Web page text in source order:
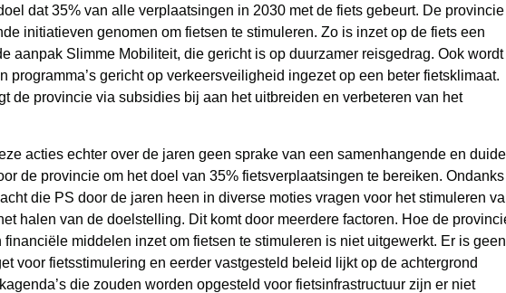
dat 35% van alle verplaatsingen in 2030 met de fiets gebeurt. De provincie
initiatieven genomen om fietsen te stimuleren. Zo is inzet op de fiets een
aanpak Slimme Mobiliteit, die gericht is op duurzamer reisgedrag. Ook wordt
programma’s gericht op verkeersveiligheid ingezet op een beter fietsklimaat.
de provincie via subsidies bij aan het uitbreiden en verbeteren van het
acties echter over de jaren geen sprake van een samenhangende en
de provincie om het doel van 35% fietsverplaatsingen te bereiken.
die PS door de jaren heen in diverse moties vragen voor het stimuleren
halen van de doelstelling. Dit komt door meerdere factoren. Hoe de
financiële middelen inzet om fietsen te stimuleren is niet uitgewerkt. Er is geen
voor fietsstimulering en eerder vastgesteld beleid lijkt op de achtergrond
die zouden worden opgesteld voor fietsinfrastructuur zijn er niet